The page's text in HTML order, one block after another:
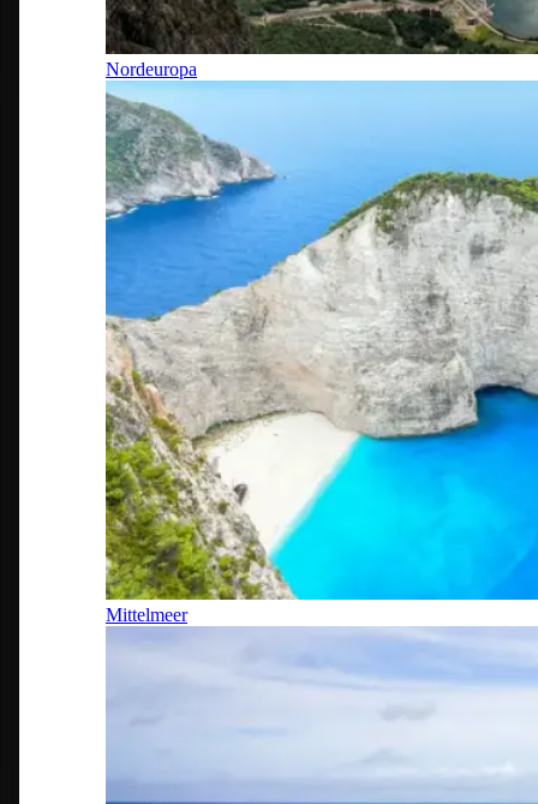
Nordeuropa
Mittelmeer